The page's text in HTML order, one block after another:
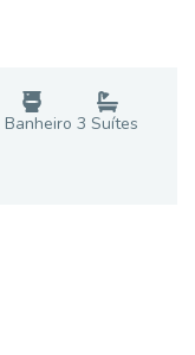
Banheiro 3 Suítes